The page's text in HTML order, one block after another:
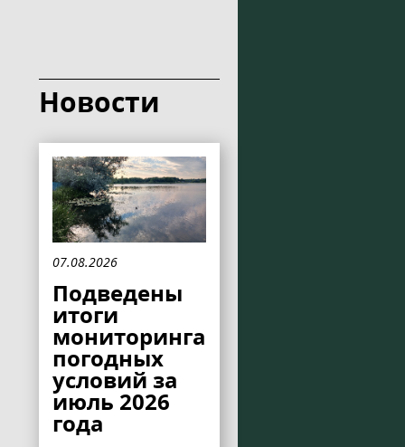
Новости
07.08.2026
Подведены
итоги
мониторинга
погодных
условий за
июль 2026
года